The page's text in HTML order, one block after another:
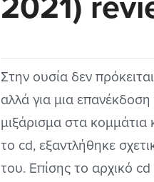
2021)
Στην ουσία δεν
αλλά για μια
μιξάρισμα στα
το cd, εξαντλήθηκε
του. Επίσης το αρχικό